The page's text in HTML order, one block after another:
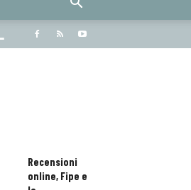
dolcegiornale
Recensioni
online, Fipe e